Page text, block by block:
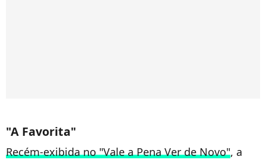
"A Favorita"
Recém-exibida no "Vale a Pena Ver de Novo", a